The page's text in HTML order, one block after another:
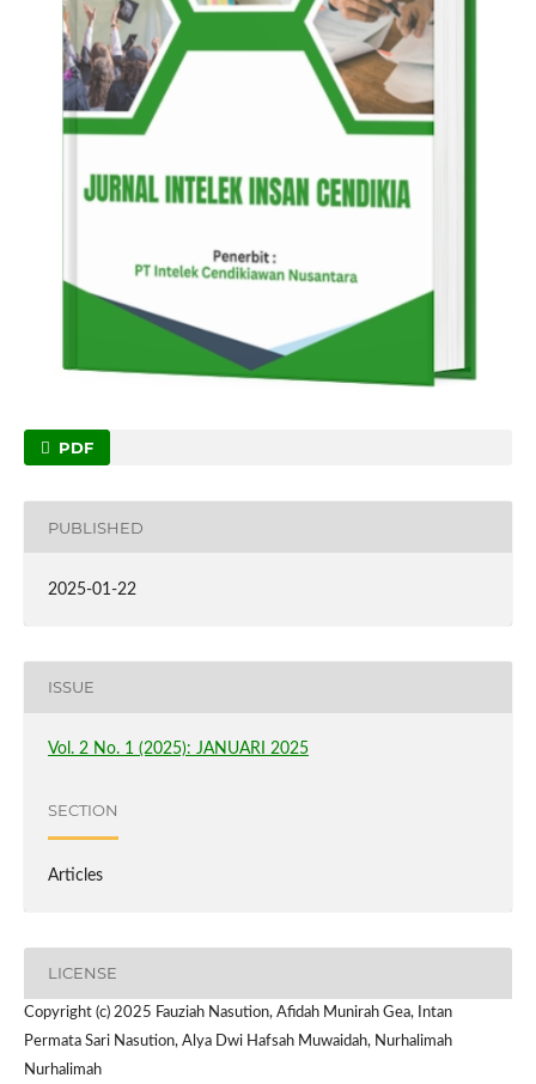
PDF
PUBLISHED
2025-01-22
ISSUE
Vol. 2 No. 1 (2025): JANUARI 2025
SECTION
Articles
LICENSE
Copyright (c) 2025 Fauziah Nasution, Afidah Munirah Gea, Intan
Permata Sari Nasution, Alya Dwi Hafsah Muwaidah, Nurhalimah
Nurhalimah